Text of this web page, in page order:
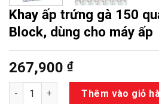
Khay ấp trứng gà 150
Block, dùng cho máy ấp
267,900 ₫
Số lượng Thêm vào giỏ